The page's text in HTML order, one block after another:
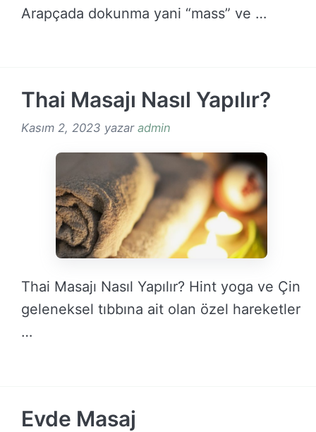
Arapçada dokunma yani “mass” ve …
Thai Masajı Nasıl Yapılır?
Kasım 2, 2023 yazar admin
Thai Masajı Nasıl Yapılır? Hint yoga ve Çin
geleneksel tıbbına ait olan özel hareketler
…
Evde Masaj